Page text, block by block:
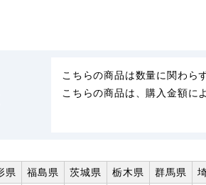
こちらの商品は数量に関わら
こちらの商品は、購入金額に
県 福島県 茨城県 栃木県 群馬県